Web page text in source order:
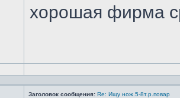
хорошая фирма
Заголовок сообщения: Re: Ищу нож.5-8т.р.повар